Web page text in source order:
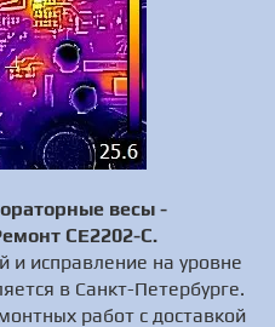
весы -
СЕ2202-С.
исправление на уровне
в Санкт-Петербурге.
работ с доставкой